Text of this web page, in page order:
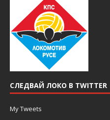
СЛЕДВАЙ ЛОКО В TWITTER
My Tweets